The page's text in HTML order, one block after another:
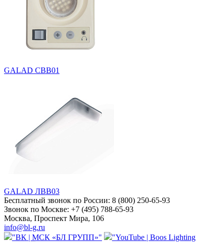
GALAD СВВ01
GALAD ЛВВ03
Бесплатный звонок по России: 8 (800) 250-65-93
Звонок по Москве: +7 (495) 788-65-93
Москва, Проспект Мира, 106
info@bl-g.ru
"ВК | МСК «БЛ ГРУПП»"
"YouTube | Boos Lighting